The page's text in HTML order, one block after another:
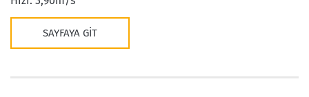
SAYFAYA GIT